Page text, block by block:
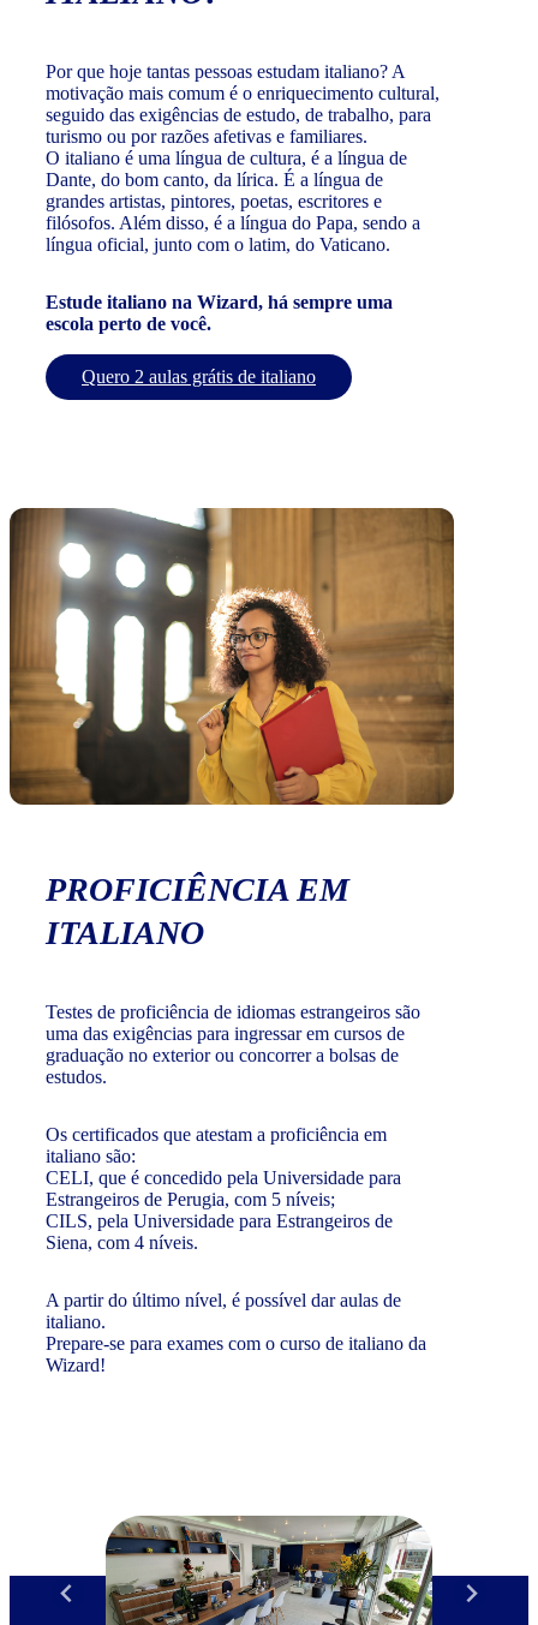
Por que hoje tantas pessoas estudam italiano? A
motivação mais comum é o enriquecimento cultural,
seguido das exigências de estudo, de trabalho, para
turismo ou por razões afetivas e familiares.
O italiano é uma língua de cultura, é a língua de
Dante, do bom canto, da lírica. É a língua de
grandes artistas, pintores, poetas, escritores e
filósofos. Além disso, é a língua do Papa, sendo a
língua oficial, junto com o latim, do Vaticano.
Estude italiano na Wizard, há sempre uma
escola perto de você.
Quero 2 aulas grátis de italiano
PROFICIÊNCIA EM
ITALIANO
Testes de proficiência de idiomas estrangeiros são
uma das exigências para ingressar em cursos de
graduação no exterior ou concorrer a bolsas de
estudos.
Os certificados que atestam a proficiência em
italiano são:
CELI, que é concedido pela Universidade para
Estrangeiros de Perugia, com 5 níveis;
CILS, pela Universidade para Estrangeiros de
Siena, com 4 níveis.
A partir do último nível, é possível dar aulas de
italiano.
Prepare-se para exames com o curso de italiano da
Wizard!